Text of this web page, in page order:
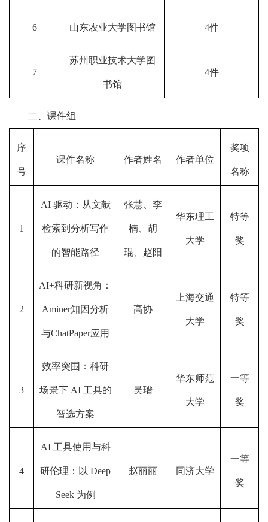
6 山东农业大学图书馆 4件
7
苏州职业技术大学图
书馆
4件
二、课件组
序
号
课件名称 作者姓名 作者单位
奖项
名称
1
AI 驱动：从文献
检索到分析写作
的智能路径
张慧、李
楠、胡
琨、赵阳
华东理工
大学
特等
奖
2
AI+科研新视角：
Aminer知因分析
与ChatPaper应用
高协
上海交通
大学
特等
奖
3
效率突围：科研
场景下 AI 工具的
智选方案
吴瑨
华东师范
大学
一等
奖
4
AI 工具使用与科
研伦理：以 Deep
Seek 为例
赵丽丽 同济大学
一等
奖